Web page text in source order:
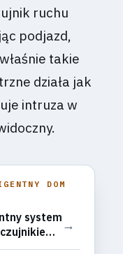
ruchu
podjazd,
takie
działa jak
intruza w
DOM
system
przez
→